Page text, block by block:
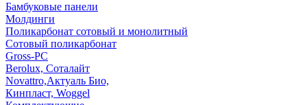
Бамбуковые панели
Молдинги
Поликарбонат сотовый и монолитный
Сотовый поликарбонат
Gross-PC
Berolux, Соталайт
Novattro,Актуаль Био,
Кинпласт, Woggel